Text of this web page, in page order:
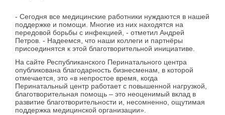
- Сегодня все медицинские работники нуждаются в нашей
поддержке и помощи. Многие из них находятся на
передовой борьбы с инфекцией, - отметил Андрей
Петров. - Надеемся, что наши коллеги и партнёры
присоединятся к этой благотворительной инициативе.
На сайте Республиканского Перинатального центра
опубликована благодарность бизнесменам, в которой
отмечается, это «в непростое время, когда
Перинатальный центр работает с повышенной нагрузкой,
благотворительная помощь – это неоценимый вклад в
развитие благотворительности и, несомненно, ощутимая
поддержка медицинской организации».